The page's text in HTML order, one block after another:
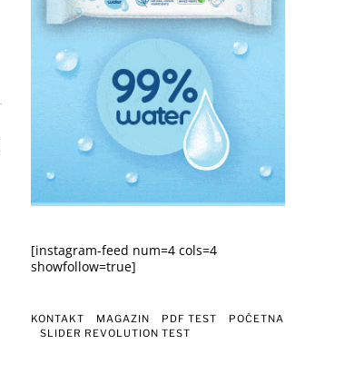
[instagram-feed num=4 cols=4
showfollow=true]
KONTAKT MAGAZIN PDF TEST
POČETNA
SLIDER REVOLUTION TEST